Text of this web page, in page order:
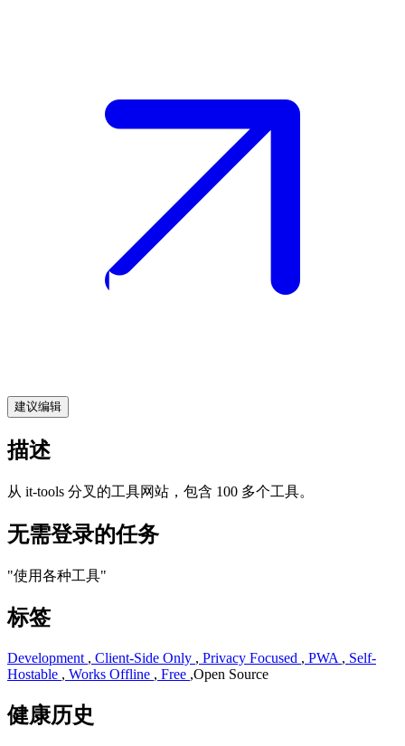
建议编辑
描述
从 it-tools 分叉的工具网站，包含 100 多个工具。
无需登录的任务
"使用各种工具"
标签
Development , Client-Side Only , Privacy Focused , PWA , Self-
Hostable , Works Offline , Free ,Open Source
健康历史